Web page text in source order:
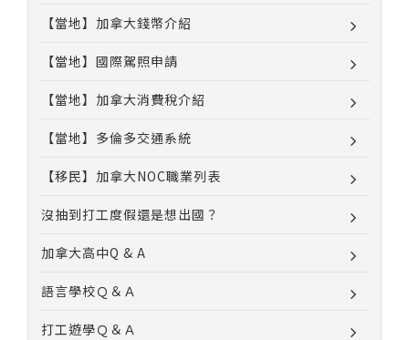
【當地】加拿大錢幣介紹
【當地】國際駕照申請
【當地】加拿大消費稅介紹
【當地】多倫多交通系統
【移民】加拿大NOC職業列表
沒抽到打工度假還是想出國？
加拿大高中Q & A
語言學校Ｑ＆Ａ
打工遊學Ｑ＆Ａ